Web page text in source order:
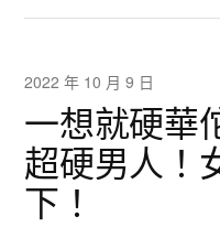
2022 年 10 月 9 日
一想就硬華
超硬男人！
下！